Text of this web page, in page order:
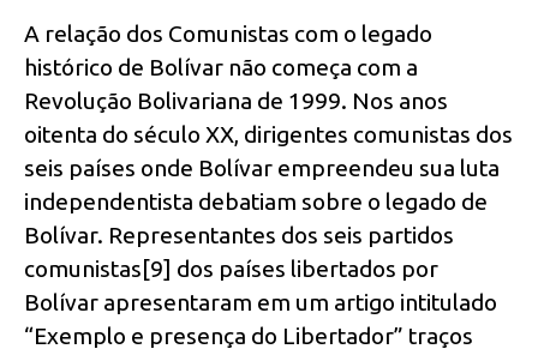
A relação dos Comunistas com o legado
histórico de Bolívar não começa com a
Revolução Bolivariana de 1999. Nos anos
oitenta do século XX, dirigentes comunistas dos
seis países onde Bolívar empreendeu sua luta
independentista debatiam sobre o legado de
Bolívar. Representantes dos seis partidos
comunistas[9] dos países libertados por
Bolívar apresentaram em um artigo intitulado
“Exemplo e presença do Libertador” traços